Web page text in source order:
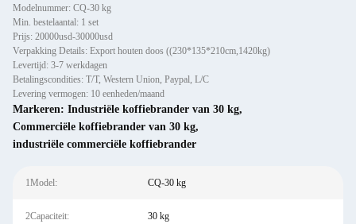
Modelnummer: CQ-30 kg
Min. bestelaantal: 1 set
Prijs: 20000usd-30000usd
Verpakking Details: Export houten doos ((230*135*210cm,1420kg)
Levertijd: 3-7 werkdagen
Betalingscondities: T/T, Western Union, Paypal, L/C
Levering vermogen: 10 eenheden/maand
Markeren: Industriële koffiebrander van 30 kg,
Commerciële koffiebrander van 30 kg,
industriële commerciële koffiebrander
1Model: CQ-30 kg
2Capaciteit: 30 kg